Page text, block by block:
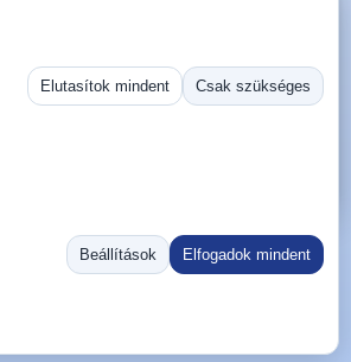
Állítógyűrűk Külső átmérő: 200 mm
Ugrás:
Rendezés:
Elutasítok mindent Csak szükséges
Beállítások Elfogadok mindent